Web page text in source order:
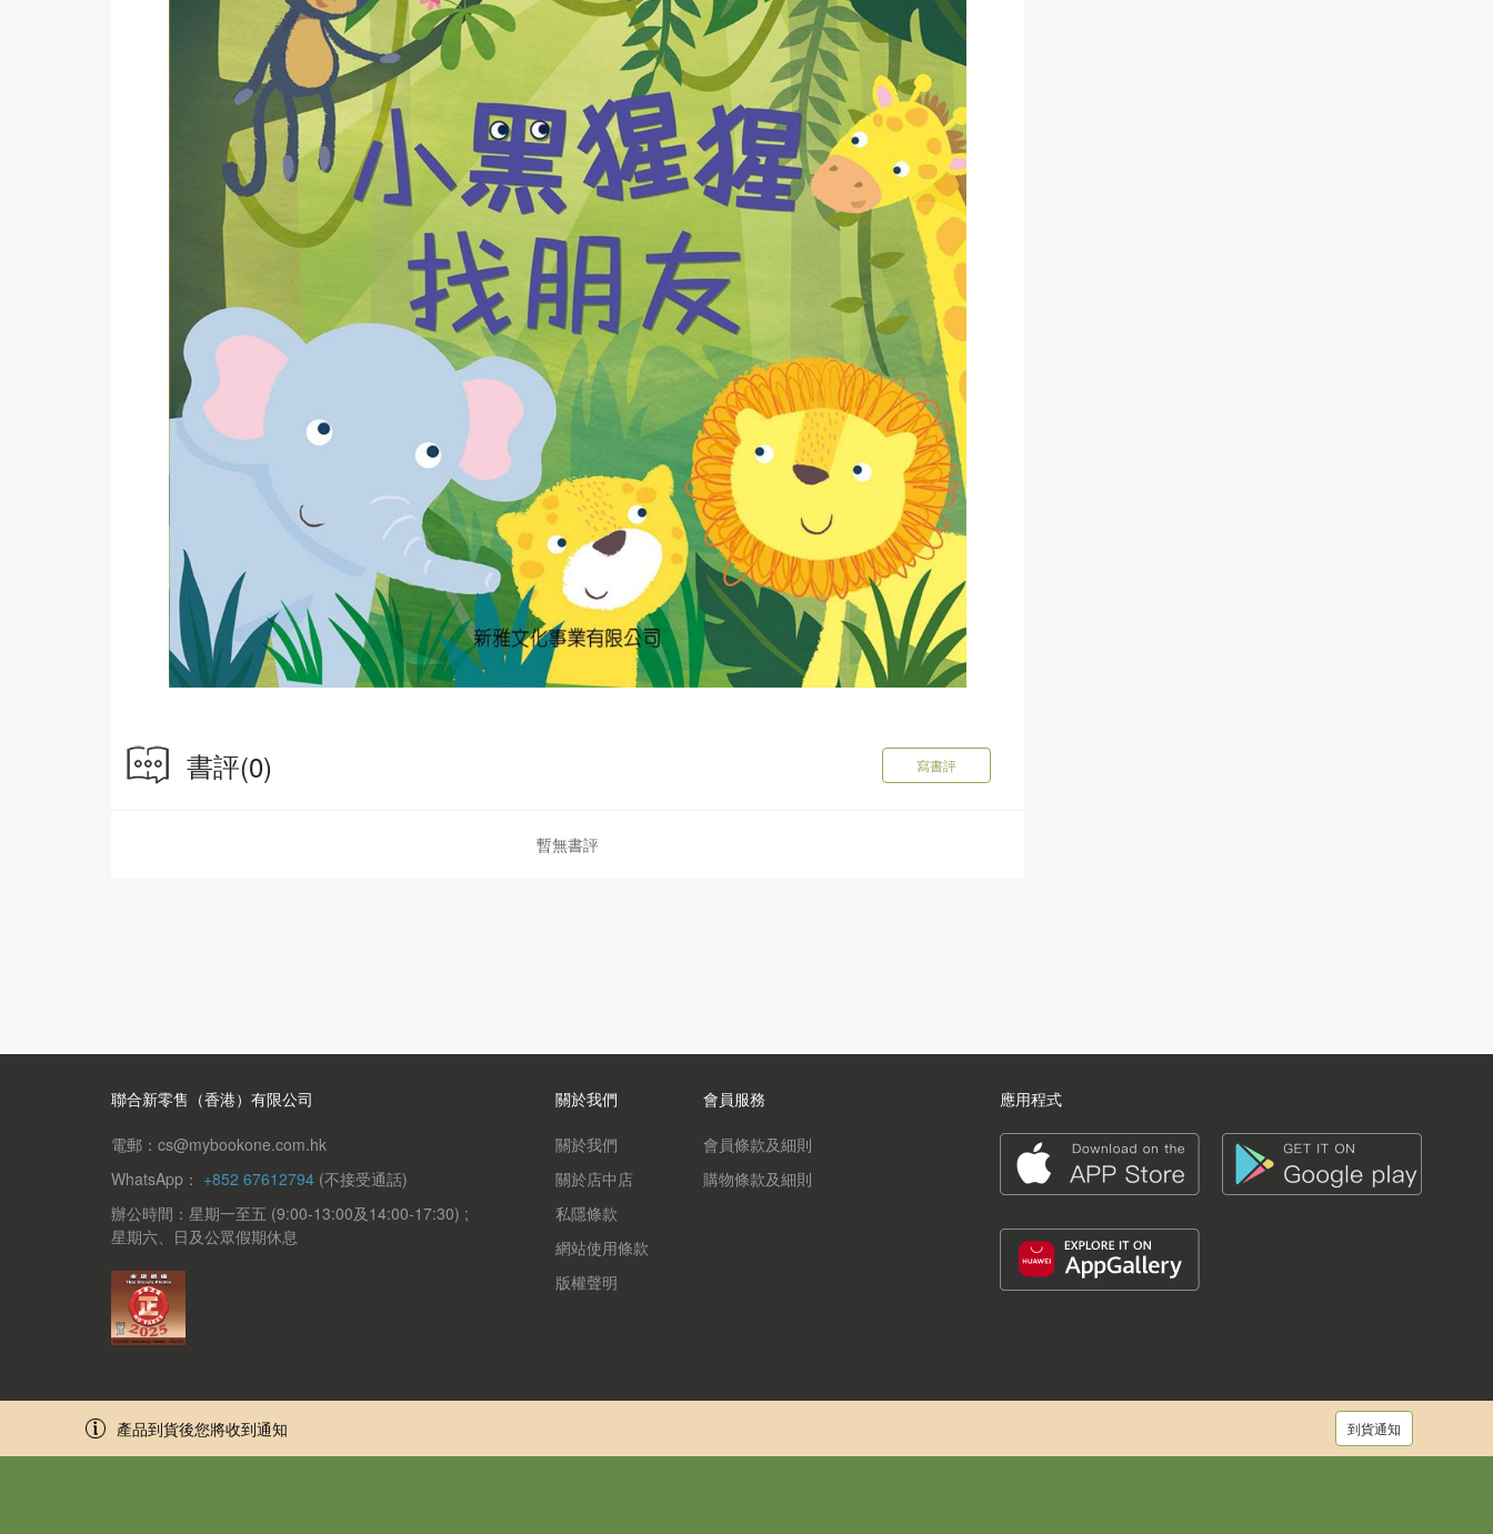
書評(0) 寫書評
暫無書評
產品到貨後您將收到通知 到貨通知
聯合新零售（香港）有限公司
電郵：cs@mybookone.com.hk
WhatsApp： +852 67612794 (不接受通話)
辦公時間：星期一至五 (9:00-13:00及14:00-17:30) ;
星期六、日及公眾假期休息
關於我們
關於我們
關於店中店
私隱條款
網站使用條款
版權聲明
會員服務
會員條款及細則
購物條款及細則
應用程式